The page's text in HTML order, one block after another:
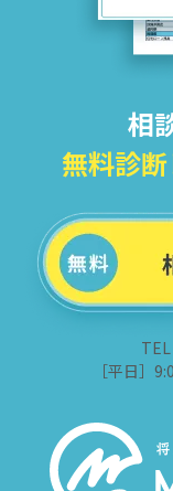
相
無料診
［平日］